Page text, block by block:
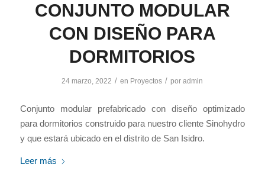
CONJUNTO MODULAR
CON DISEÑO PARA
DORMITORIOS
24 marzo, 2022 / en Proyectos / poradmin
Conjunto modular prefabricado con diseño optimizado
para dormitorios construido para nuestro cliente Sinohydro
y que estará ubicado en el distrito de San Isidro.
Leer más